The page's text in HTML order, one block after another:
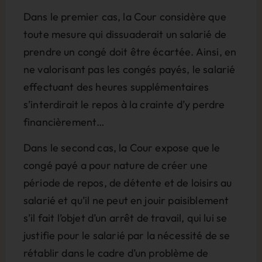
Dans le premier cas, la Cour considère que
toute mesure qui dissuaderait un salarié de
prendre un congé doit être écartée. Ainsi, en
ne valorisant pas les congés payés, le salarié
effectuant des heures supplémentaires
s’interdirait le repos à la crainte d’y perdre
financièrement…
Dans le second cas, la Cour expose que le
congé payé a pour nature de créer une
période de repos, de détente et de loisirs au
salarié et qu’il ne peut en jouir paisiblement
s’il fait l’objet d’un arrêt de travail, qui lui se
justifie pour le salarié par la nécessité de se
rétablir dans le cadre d’un problème de